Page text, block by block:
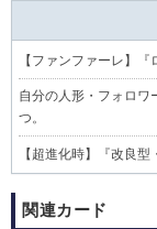
【 ファンファーレ 】『
自分の人形・フォロワ
つ。
【超進化時】『改良型
関連カード